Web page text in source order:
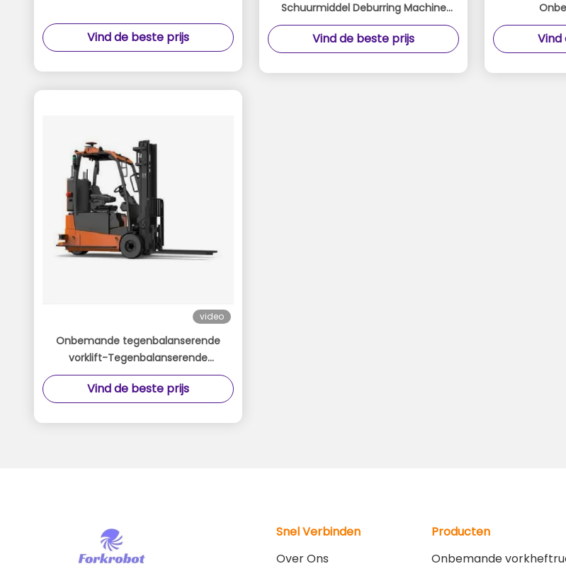
Vind de beste prijs
Schuurmiddel Deburring Machine
Geautomatiseerd Systeem voor
Consistente Ontbraam- en
Vind de beste prijs Vind
video
Onbemande tegenbalanserende
vorklift-Tegenbalanserende
onbemande vorklift
Vind de beste prijs
Snel Verbinden
Over Ons
Producten
Onbemande